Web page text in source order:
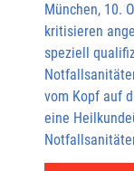
München, 10.
kritisieren
speziell
vom Kopf auf
eine